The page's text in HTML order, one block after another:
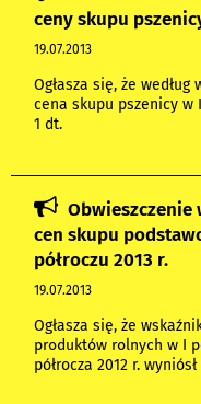
ceny skupu
19.07.2013
Ogłasza się, że
cena skupu pszenicy w I
1 dt.
Obwieszczenie
cen skupu
półroczu 2013 r.
19.07.2013
Ogłasza się, że
produktów rolnych w I
półrocza 2012 r.